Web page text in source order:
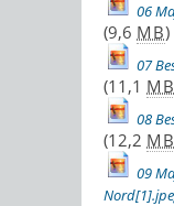
06
(9,6 MB)
07
(11,1
08
(12,2
09